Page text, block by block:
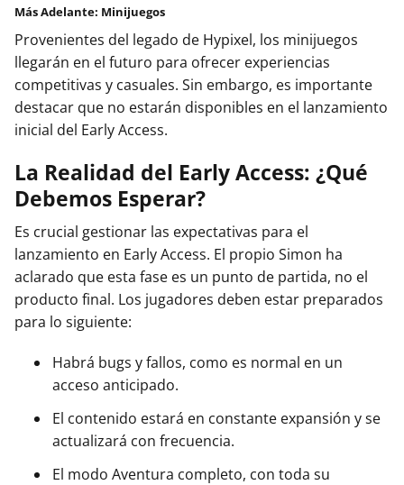
Más Adelante: Minijuegos
Provenientes del legado de Hypixel, los minijuegos
llegarán en el futuro para ofrecer experiencias
competitivas y casuales. Sin embargo, es importante
destacar que no estarán disponibles en el lanzamiento
inicial del Early Access.
La Realidad del Early Access: ¿Qué
Debemos Esperar?
Es crucial gestionar las expectativas para el
lanzamiento en Early Access. El propio Simon ha
aclarado que esta fase es un punto de partida, no el
producto final. Los jugadores deben estar preparados
para lo siguiente:
Habrá bugs y fallos, como es normal en un
acceso anticipado.
El contenido estará en constante expansión y se
actualizará con frecuencia.
El modo Aventura completo, con toda su